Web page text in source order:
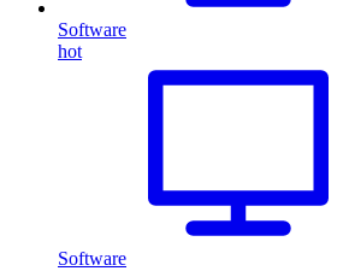
Software
hot
Software